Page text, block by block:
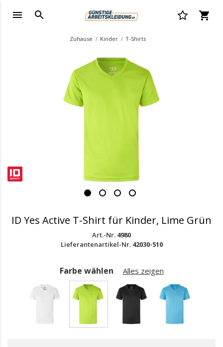
Zuhause Kinder T-Shirts
ID Yes Active T-Shirt für Kinder, Lime Grün
Art.-Nr. 4980
Lieferantenartikel-Nr. 42030-510
Farbe wählen Alles zeigen